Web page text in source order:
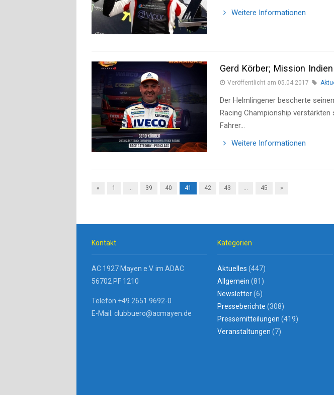
Weitere Informationen
Gerd Körber; Mission
Veröffentlicht am 05.04.2017
Der Helmlingener bescherte
Racing Championship
Fahrer…
Weitere Informationen
« 1 … 39 40 41 42 43 … 45 »
Kontakt
AC 1927 Mayen e.V. im ADAC
56702 PF 1210
Telefon +49 2651 9692-0
E-Mail: clubbuero@acmayen.de
Kategorien
Aktuelles (447)
Allgemein (81)
Newsletter(6)
Presseberichte (308)
Pressemitteilungen (419)
Veranstaltungen (7)